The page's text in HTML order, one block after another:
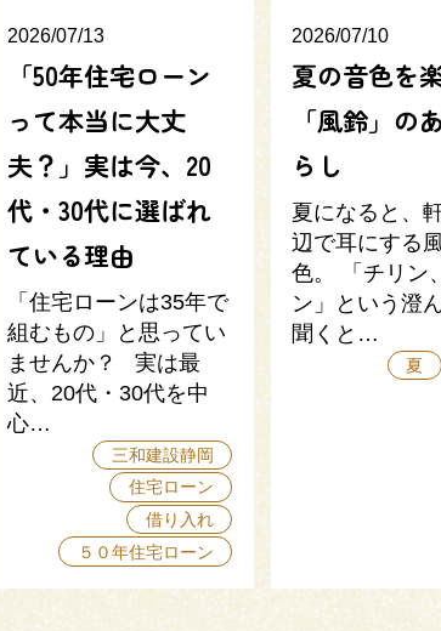
2026/07/13
「50年住宅ローン
って本当に大丈
夫？」実は今、20
代・30代に選ばれ
ている理由
「住宅ローンは35年で
組むもの」と思ってい
ませんか？ 実は最
近、20代・30代を中
心…
三和建設静岡
住宅ローン
借り入れ
５０年住宅ローン
2026/07/10
夏の音色を
「風鈴」の
らし
夏になると、
辺で耳にする
色。 「チリン
ン」という澄
聞くと…
夏